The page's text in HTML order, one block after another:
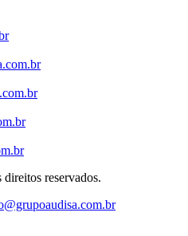
reservados.